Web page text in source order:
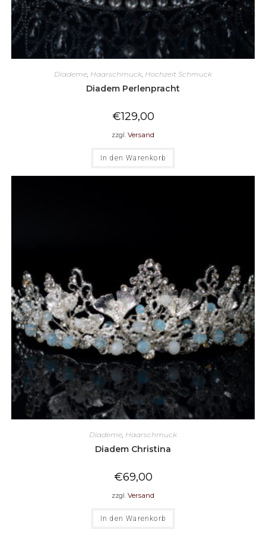
Diademe, Haarschmuck, Hochzeit Schmuck
Diadem Perlenpracht
€129,00
zzgl. Versand
In den Warenkorb
Diademe, Haarschmuck
Diadem Christina
€69,00
zzgl. Versand
In den Warenkorb